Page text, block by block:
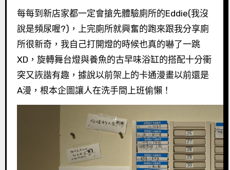
每每到新店家都一定會搶先體驗廁所的Eddie(我沒
說是頻尿喔?)，上完廁所就興奮的跑來跟我分享廁
所很新奇，我自己打開燈的時候也真的嚇了一跳
XD，旋轉舞台燈與養魚的古早味浴缸的搭配十分衝
突又詼諧有趣，據說以前架上的卡通漫畫以前還是
A漫，根本企圖讓人在洗手間上班偷懶！